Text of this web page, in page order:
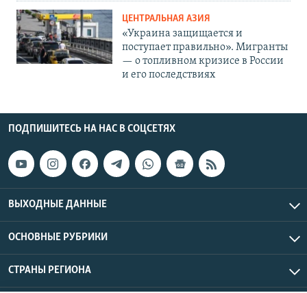
ЦЕНТРАЛЬНАЯ АЗИЯ
«Украина защищается и
поступает правильно». Мигранты
— о топливном кризисе в России
и его последствиях
ПОДПИШИТЕСЬ НА НАС В СОЦСЕТЯХ
ВЫХОДНЫЕ ДАННЫЕ
ОСНОВНЫЕ РУБРИКИ
СТРАНЫ РЕГИОНА